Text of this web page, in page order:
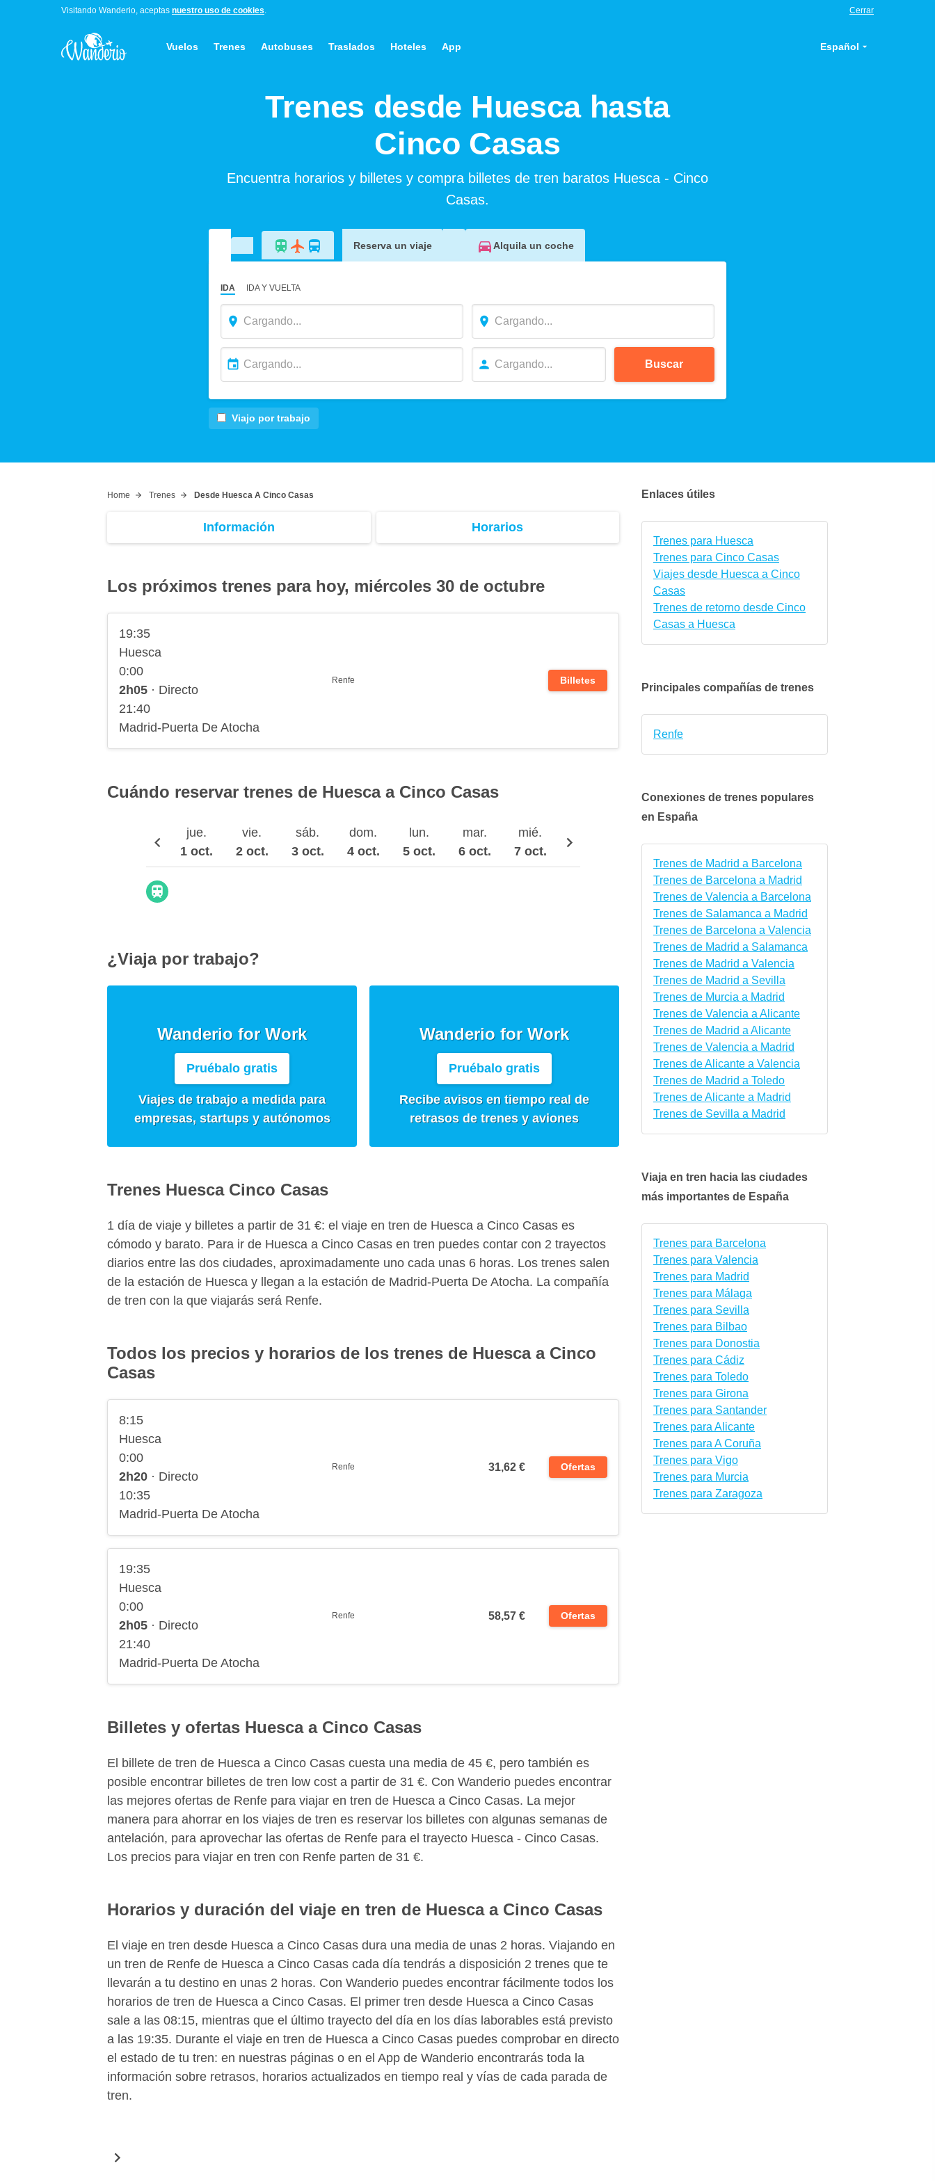
Visitando Wanderio, aceptas nuestro uso de cookies. Cerrar
Vuelos Trenes Autobuses Traslados Hoteles App Español
Trenes desde Huesca hasta
Cinco Casas
Encuentra horarios y billetes y compra billetes de tren baratos Huesca - Cinco
Casas.
Reserva un viaje Alquila un coche
IDA IDA Y VUELTA
Buscar
Viajo por trabajo
Home Trenes Desde Huesca A Cinco Casas
Información Horarios
Los próximos trenes para hoy, miércoles 30 de octubre
19:35
Huesca
0:00
2h05 · Directo
21:40
Madrid-Puerta De Atocha
Renfe Billetes
Cuándo reservar trenes de Huesca a Cinco Casas
jue.
1 oct.
vie.
2 oct.
sáb.
3 oct.
dom.
4 oct.
lun.
5 oct.
mar.
6 oct.
mié.
7 oct.
¿Viaja por trabajo?
Wanderio for Work
Pruébalo gratis
Viajes de trabajo a medida para
empresas, startups y autónomos
Wanderio for Work
Pruébalo gratis
Recibe avisos en tiempo real de
retrasos de trenes y aviones
Trenes Huesca Cinco Casas
1 día de viaje y billetes a partir de 31 €: el viaje en tren de Huesca a Cinco Casas es
cómodo y barato. Para ir de Huesca a Cinco Casas en tren puedes contar con 2 trayectos
diarios entre las dos ciudades, aproximadamente uno cada unas 6 horas. Los trenes salen
de la estación de Huesca y llegan a la estación de Madrid-Puerta De Atocha. La compañía
de tren con la que viajarás será Renfe.
Todos los precios y horarios de los trenes de Huesca a Cinco
Casas
8:15
Huesca
0:00
2h20 · Directo
10:35
Madrid-Puerta De Atocha
Renfe 31,62 € Ofertas
19:35
Huesca
0:00
2h05 · Directo
21:40
Madrid-Puerta De Atocha
Renfe 58,57 € Ofertas
Billetes y ofertas Huesca a Cinco Casas
El billete de tren de Huesca a Cinco Casas cuesta una media de 45 €, pero también es
posible encontrar billetes de tren low cost a partir de 31 €. Con Wanderio puedes encontrar
las mejores ofertas de Renfe para viajar en tren de Huesca a Cinco Casas. La mejor
manera para ahorrar en los viajes de tren es reservar los billetes con algunas semanas de
antelación, para aprovechar las ofertas de Renfe para el trayecto Huesca - Cinco Casas.
Los precios para viajar en tren con Renfe parten de 31 €.
Horarios y duración del viaje en tren de Huesca a Cinco Casas
El viaje en tren desde Huesca a Cinco Casas dura una media de unas 2 horas. Viajando en
un tren de Renfe de Huesca a Cinco Casas cada día tendrás a disposición 2 trenes que te
llevarán a tu destino en unas 2 horas. Con Wanderio puedes encontrar fácilmente todos los
horarios de tren de Huesca a Cinco Casas. El primer tren desde Huesca a Cinco Casas
sale a las 08:15, mientras que el último trayecto del día en los días laborables está previsto
a las 19:35. Durante el viaje en tren de Huesca a Cinco Casas puedes comprobar en directo
el estado de tu tren: en nuestras páginas o en el App de Wanderio encontrarás toda la
información sobre retrasos, horarios actualizados en tiempo real y vías de cada parada de
tren.
Enlaces útiles
Trenes para Huesca
Trenes para Cinco Casas
Viajes desde Huesca a Cinco
Casas
Trenes de retorno desde Cinco
Casas a Huesca
Principales compañías de trenes
Renfe
Conexiones de trenes populares
en España
Trenes de Madrid a Barcelona
Trenes de Barcelona a Madrid
Trenes de Valencia a Barcelona
Trenes de Salamanca a Madrid
Trenes de Barcelona a Valencia
Trenes de Madrid a Salamanca
Trenes de Madrid a Valencia
Trenes de Madrid a Sevilla
Trenes de Murcia a Madrid
Trenes de Valencia a Alicante
Trenes de Madrid a Alicante
Trenes de Valencia a Madrid
Trenes de Alicante a Valencia
Trenes de Madrid a Toledo
Trenes de Alicante a Madrid
Trenes de Sevilla a Madrid
Viaja en tren hacia las ciudades
más importantes de España
Trenes para Barcelona
Trenes para Valencia
Trenes para Madrid
Trenes para Málaga
Trenes para Sevilla
Trenes para Bilbao
Trenes para Donostia
Trenes para Cádiz
Trenes para Toledo
Trenes para Girona
Trenes para Santander
Trenes para Alicante
Trenes para A Coruña
Trenes para Vigo
Trenes para Murcia
Trenes para Zaragoza